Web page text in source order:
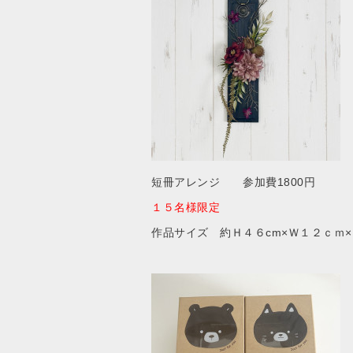
短冊アレンジ 参加費1800円
１５名様限定
作品サイズ 約Ｈ４６cm×Ｗ１２ｃｍ